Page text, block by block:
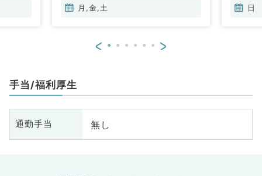
科、消化器内科、内分泌・代謝内
器外科、乳腺外科、膠原病科、ス
月,金,土 日
< >
手当/福利厚生
通勤手当 無し